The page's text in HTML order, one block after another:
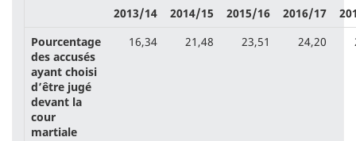
2013/14 2014/15 2015/16 2016/17
Pourcentage
des accusés
ayant choisi
d’être jugé
devant la
cour
martiale
16,34 21,48 23,51 24,20